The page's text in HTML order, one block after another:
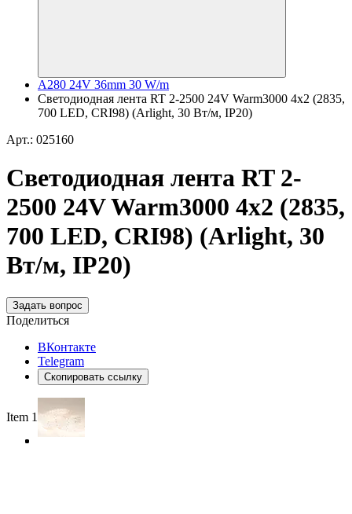
A280 24V 36mm 30 W/m
Светодиодная лента RT 2-2500 24V Warm3000 4x2 (2835,
700 LED, CRI98) (Arlight, 30 Вт/м, IP20)
Арт.: 025160
Светодиодная лента RT 2-
2500 24V Warm3000 4x2 (2835,
700 LED, CRI98) (Arlight, 30
Вт/м, IP20)
Задать вопрос
Поделиться
ВКонтакте
Telegram
Скопировать ссылку
Item 1 of 3